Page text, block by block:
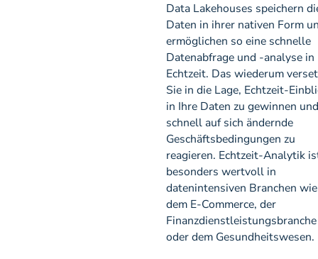
Data Lakehouses speichern
Daten in ihrer nativen Form
ermöglichen so eine schnelle
Datenabfrage und -analyse in
Echtzeit. Das wiederum
Sie in die Lage, Echtzeit-
in Ihre Daten zu gewinnen und
schnell auf sich ändernde
Geschäftsbedingungen zu
reagieren. Echtzeit-Analytik
besonders wertvoll in
datenintensiven Branchen wie
dem E-Commerce, der
Finanzdienstleistungsbranche
oder dem Gesundheitswesen.